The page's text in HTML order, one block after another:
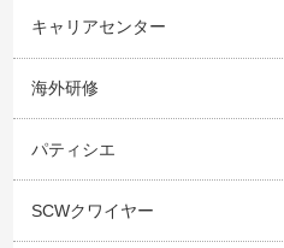
キャリアセンター
海外研修
パティシエ
SCWクワイヤー